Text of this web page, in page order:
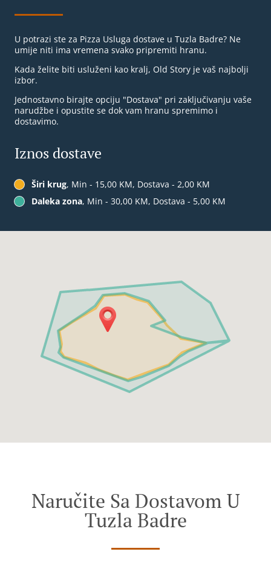
U potrazi ste za Pizza Usluga dostave u Tuzla Badre? Ne
umije niti ima vremena svako pripremiti hranu.
Kada želite biti usluženi kao kralj, Old Story je vaš najbolji
izbor.
Jednostavno birajte opciju "Dostava" pri zaključivanju vaše
narudžbe i opustite se dok vam hranu spremimo i
dostavimo.
Iznos dostave
Širi krug, Min - 15,00 KM, Dostava - 2,00 KM
Daleka zona, Min - 30,00 KM, Dostava - 5,00 KM
Naručite Sa Dostavom U
Tuzla Badre